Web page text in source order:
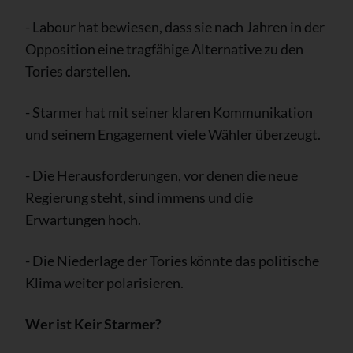
- Labour hat bewiesen, dass sie nach Jahren in der
Opposition eine tragfähige Alternative zu den
Tories darstellen.
- Starmer hat mit seiner klaren Kommunikation
und seinem Engagement viele Wähler überzeugt.
- Die Herausforderungen, vor denen die neue
Regierung steht, sind immens und die
Erwartungen hoch.
- Die Niederlage der Tories könnte das politische
Klima weiter polarisieren.
Wer ist Keir Starmer?